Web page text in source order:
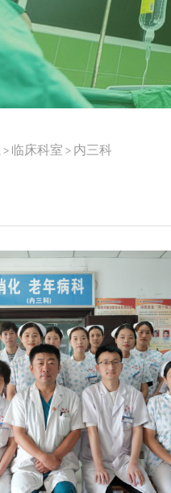
> 临床科室 > 内三科